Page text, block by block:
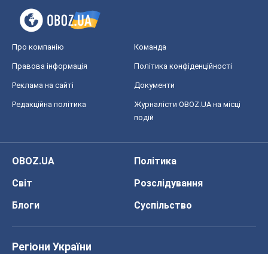
Про компанію Команда
Правова інформація Політика конфіденційності
Реклама на сайті Документи
Редакційна політика
Журналісти OBOZ.UA на місці
подій
OBOZ.UA
Політика
Світ
Розслідування
Блоги
Суспільство
Регіони України